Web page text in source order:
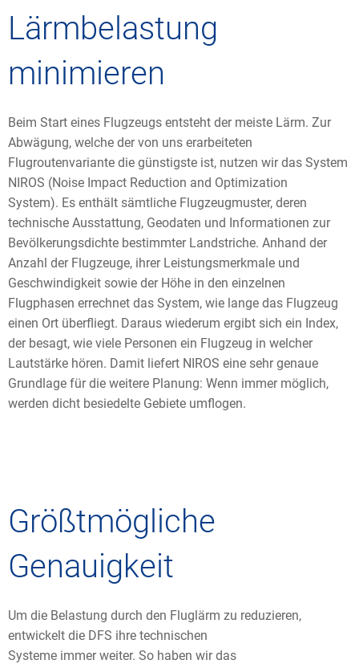
Lärmbelastung
minimieren
Beim Start eines Flugzeugs entsteht der meiste Lärm. Zur
Abwägung, welche der von uns erarbeiteten
Flugroutenvariante die günstigste ist, nutzen wir das System
NIROS (Noise Impact Reduction and Optimization
System). Es enthält sämtliche Flugzeugmuster, deren
technische Ausstattung, Geodaten und Informationen zur
Bevölkerungsdichte bestimmter Landstriche. Anhand der
Anzahl der Flugzeuge, ihrer Leistungsmerkmale und
Geschwindigkeit sowie der Höhe in den einzelnen
Flugphasen errechnet das System, wie lange das Flugzeug
einen Ort überfliegt. Daraus wiederum ergibt sich ein Index,
der besagt, wie viele Personen ein Flugzeug in welcher
Lautstärke hören. Damit liefert NIROS eine sehr genaue
Grundlage für die weitere Planung: Wenn immer möglich,
werden dicht besiedelte Gebiete umflogen.
Größtmögliche
Genauigkeit
Um die Belastung durch den Fluglärm zu reduzieren,
entwickelt die DFS ihre technischen
Systeme immer weiter. So haben wir das